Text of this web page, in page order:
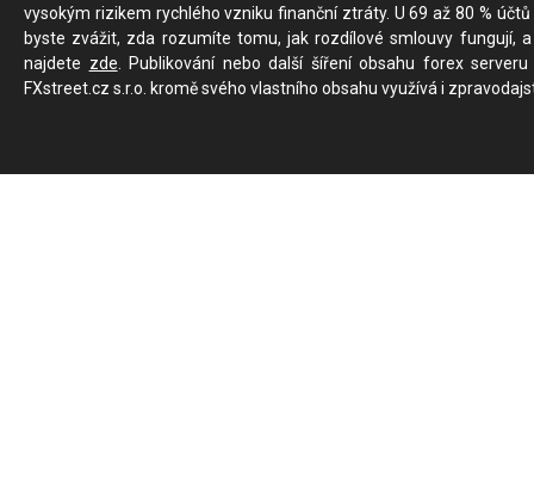
vysokým rizikem rychlého vzniku finanční ztráty. U 69 až 80 %
byste zvážit, zda rozumíte tomu, jak rozdílové smlouvy fungují,
najdete zde. Publikování nebo další šíření obsahu forex
FXstreet.cz s.r.o. kromě svého vlastního obsahu využívá i